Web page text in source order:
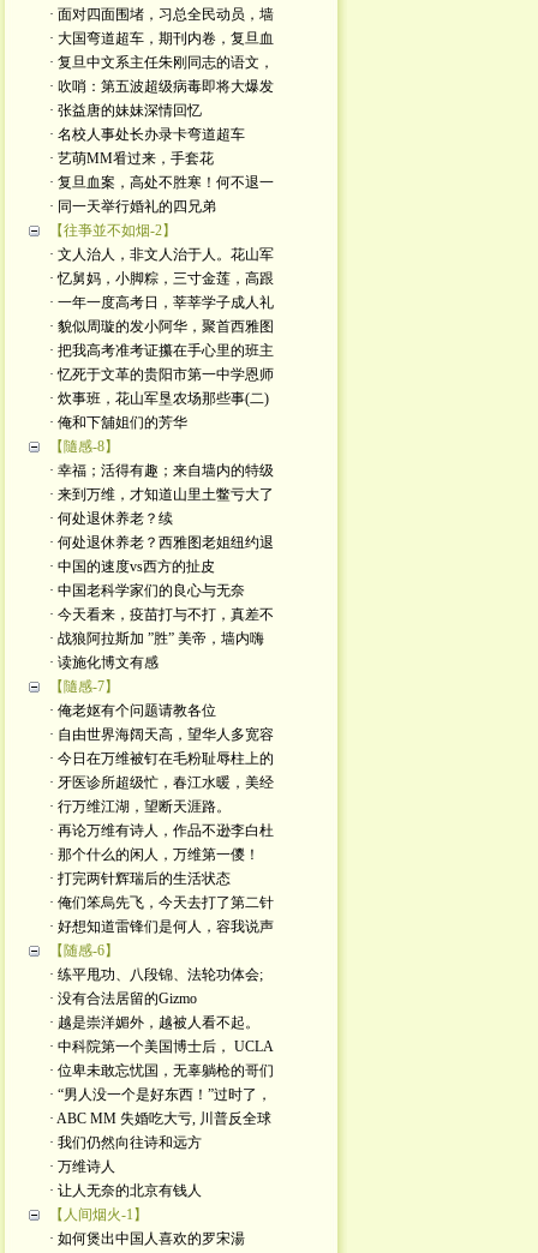
· 面对四面围堵，习总全民动员，墙
· 大国弯道超车，期刊内卷，复旦血
· 复旦中文系主任朱刚同志的语文，
· 吹哨：第五波超级病毒即将大爆发
· 张益唐的妹妹深情回忆
· 名校人事处长办录卡弯道超车
· 艺萌MM㸔过来，手套花
· 复旦血案，高处不胜寒！何不退一
· 同一天举行婚礼的四兄弟
【往亊並不如烟-2】
· 文人治人，非文人治于人。花山军
· 忆舅妈，小脚粽，三寸金莲，高跟
· 一年一度高考日，莘莘学子成人礼
· 貌似周璇的发小阿华，聚首西雅图
· 把我高考准考证攥在手心里的班主
· 忆死于文革的贵阳市第一中学恩师
· 炊事班，花山军垦农场那些事(二)
· 俺和下舖姐们的芳华
【隨感-8】
· 幸福；活得有趣；来自墙内的特级
· 来到万维，才知道山里土鳖亏大了
· 何处退休养老？续
· 何处退休养老？西雅图老姐纽约退
· 中国的速度vs西方的扯皮
· 中国老科学家们的良心与无奈
· 今天看来，疫苗打与不打，真差不
· 战狼阿拉斯加 ”胜” 美帝，墙内嗨
· 读施化博文有感
【隨感-7】
· 俺老妪有个问题请教各位
· 自由世界海阔天高，望华人多宽容
· 今日在万维被钉在毛粉耻辱柱上的
· 牙医诊所超级忙，春江水暖，美经
· 行万维江湖，望断天涯路。
· 再论万维有诗人，作品不逊李白杜
· 那个什么的闲人，万维第一儍！
· 打完两针辉瑞后的生活状态
· 俺们笨烏先飞，今天去打了第二针
· 好想知道雷锋们是何人，容我说声
【随感-6】
· 练平甩功、八段锦、法轮功体会;
· 没有合法居留的Gizmo
· 越是崇洋媚外，越被人看不起。
· 中科院第一个美国博士后， UCLA
· 位卑未敢忘忧国，无辜躺枪的哥们
· “男人没一个是好东西！”过时了，
· ABC MM 失婚吃大亏, 川普反全球
· 我们仍然向往诗和远方
· 万维诗人
· 让人无奈的北京有钱人
【人间烟火-1】
· 如何煲出中国人喜欢的罗宋湯